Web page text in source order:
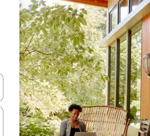
するか、画面をタッチまたはスワイプして検